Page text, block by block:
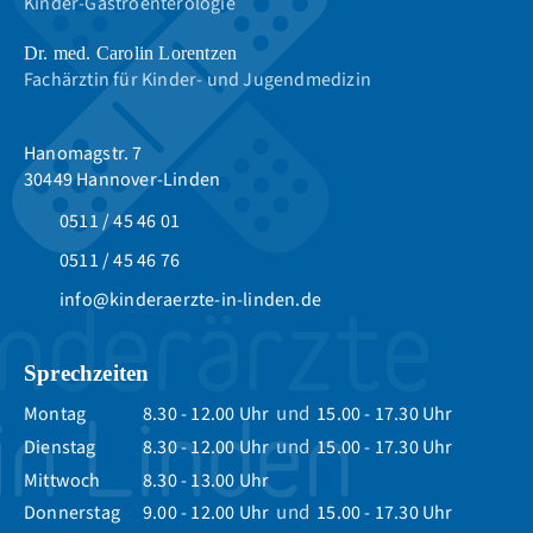
Dr. med. Carolin Lorentzen
Fachärztin für Kinder- und Jugendmedizin
Hanomagstr. 7
30449 Hannover-Linden
0511 / 45 46 01
0511 / 45 46 76
info@kinderaerzte-in-linden.de
Sprechzeiten
Montag 8.30 - 12.00 Uhr und 15.00 - 17.30 Uhr
Dienstag
8.30 - 12.00 Uhrund15.00 - 17.30 Uhr
Mittwoch
8.30 - 13.00 Uhr
Donnerstag
9.00 - 12.00 Uhr und 15.00 - 17.30 Uhr